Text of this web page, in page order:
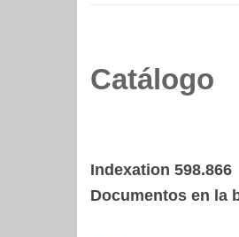
Catálogo
Indexation 598.866
Documentos en la